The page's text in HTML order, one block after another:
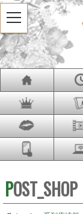
POST_SHOP
t
o
g
g
l
e
n
i
t
o